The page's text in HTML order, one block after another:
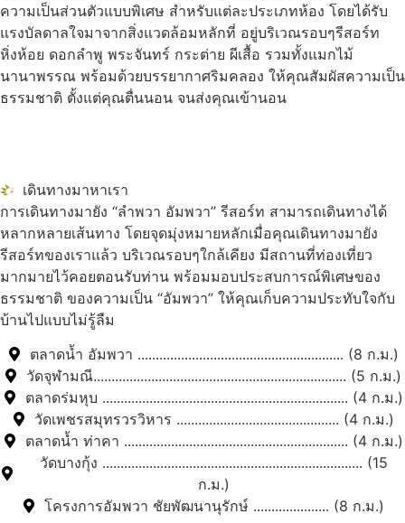
ความเป็นส่วนตัวแบบพิเศษ สำหรับแต่ละประเภทห้อง โดยได้รับ
แรงบัลดาลใจมาจากสิ่งแวดล้อมหลักที่ อยู่บริเวณรอบๆรีสอร์ท
หิ่งห้อย ดอกลำพู พระจันทร์ กระต่าย ผีเสื้อ รวมทั้งแมกไม้
นานาพรรณ พร้อมด้วยบรรยากาศริมคลอง ให้คุณสัมผัสความเป็น
ธรรมชาติ ตั้งแต่คุณตื่นนอน จนส่งคุณเข้านอน
เดินทางมาหาเรา
การเดินทางมายัง “ลำพวา อัมพวา” รีสอร์ท สามารถเดินทางได้
หลากหลายเส้นทาง โดยจุดมุ่งหมายหลักเมื่อคุณเดินทางมายัง
รีสอร์ทของเราแล้ว บริเวณรอบๆใกล้เคียง มีสถานที่ท่องเที่ยว
มากมายไว้คอยตอนรับท่าน พร้อมมอบประสบการณ์พิเศษของ
ธรรมชาติ ของความเป็น “อัมพวา” ให้คุณเก็บความประทับใจกับ
บ้านไปแบบไม่รู้ลืม
ตลาดน้ำ อัมพวา ......................................................... (8 ก.ม.)
วัดจุฬามณี...................................................................... (5 ก.ม.)
ตลาดร่มหุบ .................................................................... (4 ก.ม.)
วัดเพชรสมุทรวรวิหาร ............................................. (4 ก.ม.)
ตลาดน้ำ ท่าคา .............................................................. (4 ก.ม.)
วัดบางกุ้ง ........................................................................ (15
ก.ม.)
โครงการอัมพวา ชัยพัฒนานุรักษ์ ..................... (8 ก.ม.)